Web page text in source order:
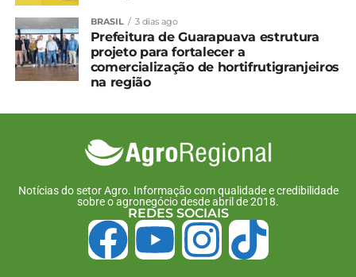
BRASIL 3 dias ago
Prefeitura de Guarapuava estrutura
projeto para fortalecer a
comercialização de hortifrutigranjeiros
na região
Notícias do setor Agro. Informação com qualidade e credibilidade
sobre o agronegócio desde abril de 2018.
REDES SOCIAIS